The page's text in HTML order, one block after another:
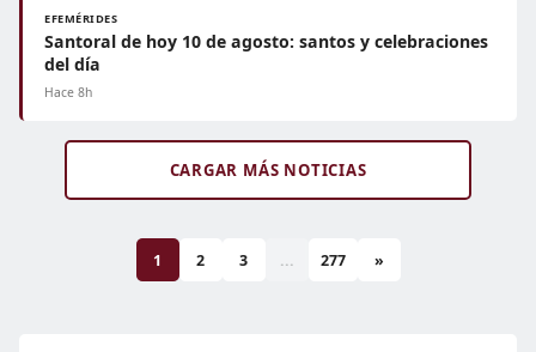
EFEMÉRIDES
Santoral de hoy 10 de agosto: santos y celebraciones
del día
Hace 8h
CARGAR MÁS NOTICIAS
1 2 3 ... 277 »